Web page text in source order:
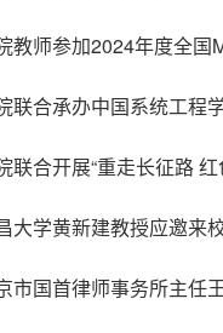
教师参加2024年度全国
联合承办中国系统工程
联合开展“重走长征路
大学黄新建教授应邀来
市国首律师事务所主任